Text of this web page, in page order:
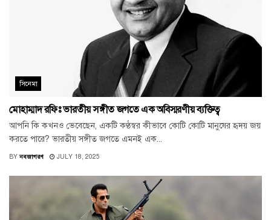
সিনেমা
মোহাম্মাদ রফিঃ ভারতীয় সঙ্গীত জগতে এক অবিস্মরণীয় ব্যক্তিত্ব
আপনি কি কখনও ভেবেছেন, একটি কণ্ঠস্বর কীভাবে কোটি কোটি মানুষের হৃদয় জয়
করতে পারে? ভারতীয় সঙ্গীত জগতে এমনই এক...
BY নবজাগরণ JULY 18, 2025